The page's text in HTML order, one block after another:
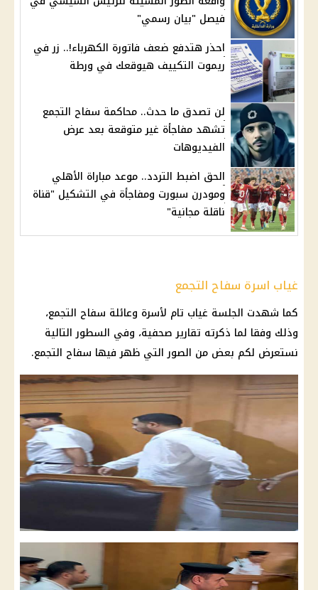
فيصل "بيان رسمي"
احذر هتدفع ضعف فاتورة الكهرباء!.. زر في
ريموت التكييف هيوقعك في ورطة
لن تصدق ما حدث.. محاكمة سفاح التجمع
تشهد مفاجأة غير متوقعة بعد عرض
الفيديوهات
الحق اضبط التردد.. موعد مباراة الأهلي
ومودرن سبورت ومفاجأة في التشكيل "قناة
ناقلة مجانية"
غياب اسرة سفاح التجمع
كما شهدت الجلسة غياب تام لأسرة وعائلة سفاح التجمع،
وذلك وفقا لما ذكرته تقارير صحفية، وفي السطور التالية
نستعرض لكم بعض من الصور التي ظهر فيها سفاح التجمع.